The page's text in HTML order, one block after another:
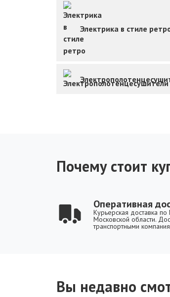
Электрика в стиле
Почему стоит
Оперативная
Курьерская доставка
Московской области.
транспортными
Вы недавно